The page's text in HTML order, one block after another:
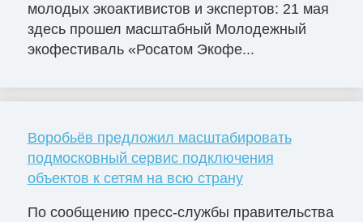
молодых экоактивистов и экспертов: 21 мая
здесь прошел масштабный Молодежный
экофестиваль «Росатом Экофе...
Воробьёв предложил масштабировать
подмосковный сервис подключения
объектов к сетям на всю страну
По сообщению пресс-службы правительства